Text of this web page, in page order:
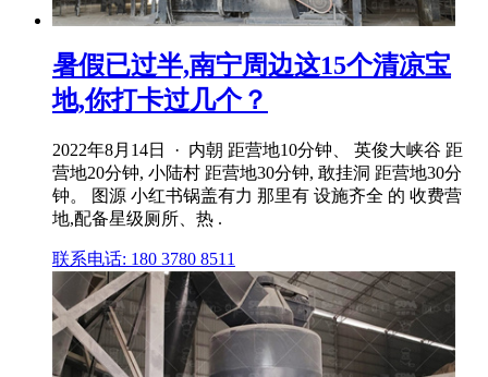
暑假已过半,南宁周边这15个清凉宝
地,你打卡过几个？
2022年8月14日 · 内朝 距营地10分钟、 英俊大峡谷 距
营地20分钟, 小陆村 距营地30分钟, 敢挂洞 距营地30分
钟。 图源 小红书锅盖有力 那里有 设施齐全 的 收费营
地,配备星级厕所、热 .
联系电话: 180 3780 8511